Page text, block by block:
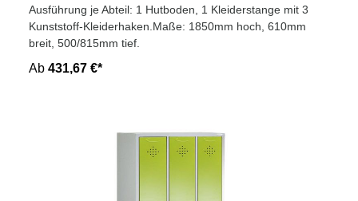
Ausführung je Abteil: 1 Hutboden, 1 Kleiderstange mit 3
Kunststoff-Kleiderhaken.Maße: 1850mm hoch, 610mm
breit, 500/815mm tief.
Ab 431,67 €*